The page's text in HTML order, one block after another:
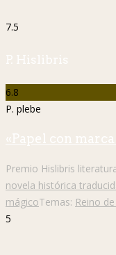
7.5
P. Hislibris
6.8
P. plebe
«Papel con
Premio Hislibris
novela histórica
mágicoTemas: Reino
5